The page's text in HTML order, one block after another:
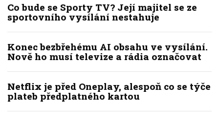
Co bude se Sporty TV? Její majitel se ze
sportovního vysílání nestahuje
Konec bezbřehému AI obsahu ve vysílání.
Nově ho musí televize a rádia označovat
Netflix je před Oneplay, alespoň co se týče
plateb předplatného kartou